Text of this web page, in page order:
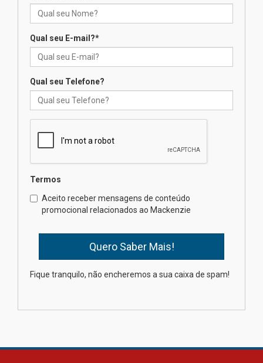
das novas tecnologias em
calouros do segundo semestre
04.08.2026
Brasília prepara seus
estudantes para o PAS antes
mesmo do Ensino Médio
na educação dos filhos além da
Qual seu E-mail?*
Qual seu Telefone?
Termos
Aceito receber mensagens de conteúdo
promocional relacionados ao Mackenzie
Fique tranquilo, não encheremos a sua caixa de spam!